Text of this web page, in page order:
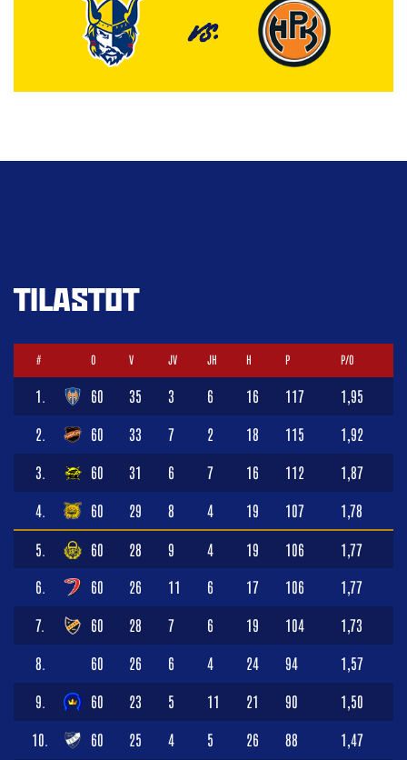
VS.
TILASTOT
# O V JV JH H P P/O
1. 60 35 3 6 16 117 1,95
2. 60 33 7 2 18 115 1,92
3. 60 31 6 7 16 112 1,87
4. 60 29 8 4 19 107 1,78
5. 60 28 9 4 19 106 1,77
6. 60 26 11 6 17 106 1,77
7. 60 28 7 6 19 104 1,73
8. 60 26 6 4 24 94 1,57
9. 60 23 5 11 21 90 1,50
10. 60 25 4 5 26 88 1,47